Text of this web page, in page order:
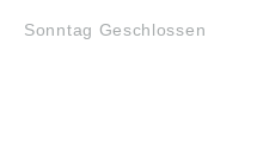
Sonntag Geschlossen